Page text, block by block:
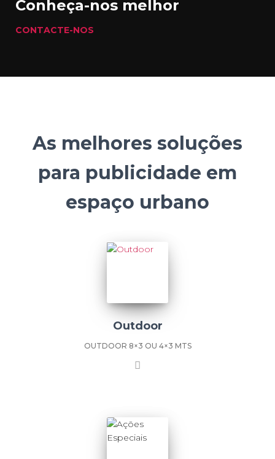
Conheça-nos melhor
CONTACTE-NOS
As melhores soluções
para publicidade em
espaço urbano
Outdoor
OUTDOOR 8×3 OU 4×3 MTS